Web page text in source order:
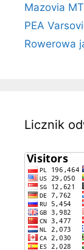
Mazovia
PEA
Rowerowa
Licznik